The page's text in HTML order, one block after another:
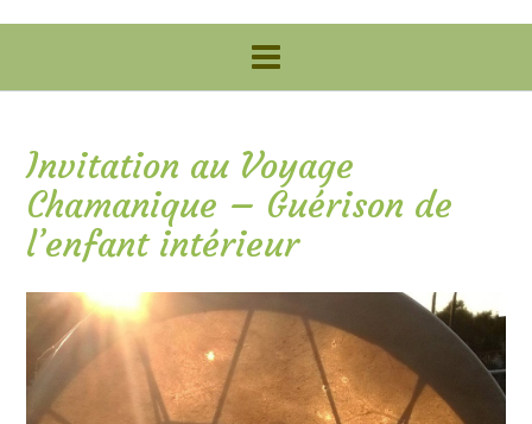
Invitation au Voyage
Chamanique – Guérison de
l’enfant intérieur